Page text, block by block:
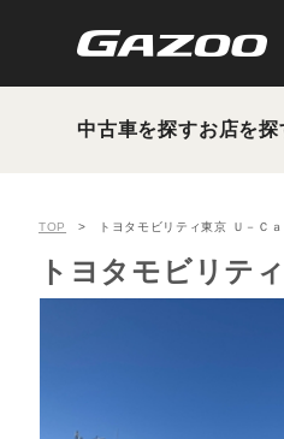
中古車を探すお店を探
TOP トヨタモビリティ東京 Ｕ－Ｃ
トヨタモビリテ